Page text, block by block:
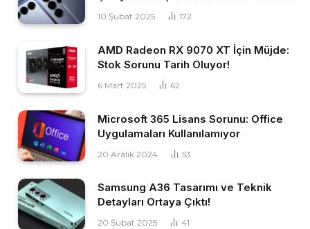
10 Şubat 2025 172
AMD Radeon RX 9070 XT İçin Müjde:
Stok Sorunu Tarih Oluyor!
6 Mart 2025 62
Microsoft 365 Lisans Sorunu: Office
Uygulamaları Kullanılamıyor
20 Aralık 2024 53
Samsung A36 Tasarımı ve Teknik
Detayları Ortaya Çıktı!
20 Şubat 2025 41